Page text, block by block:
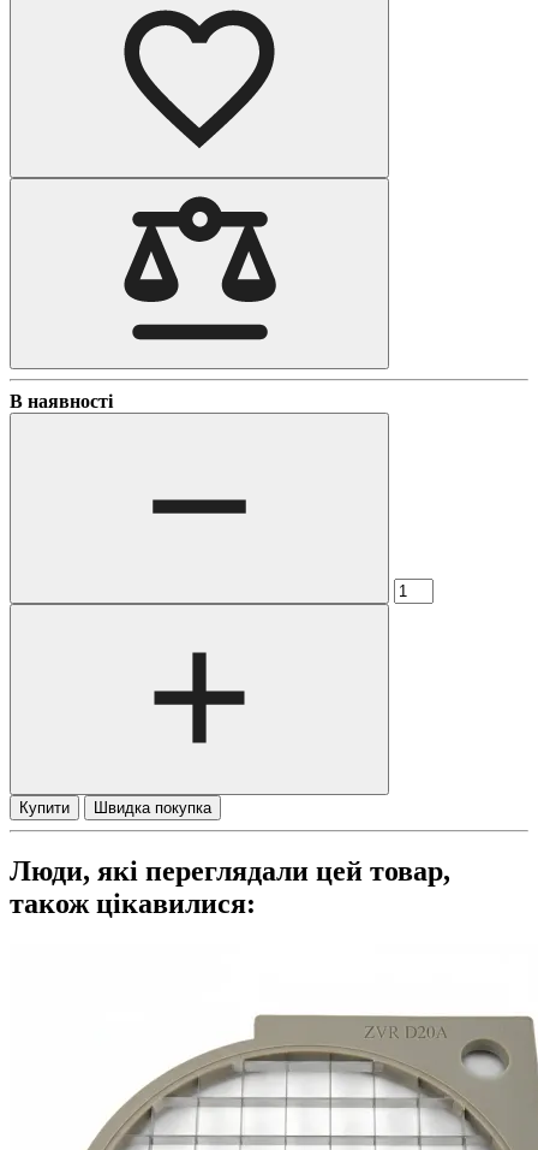
В наявності
Купити Швидка покупка
Люди, які переглядали цей товар,
також цікавилися: